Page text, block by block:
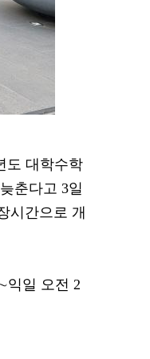
도 대학수학
춘다고 3일
시간으로 개
익일 오전 2